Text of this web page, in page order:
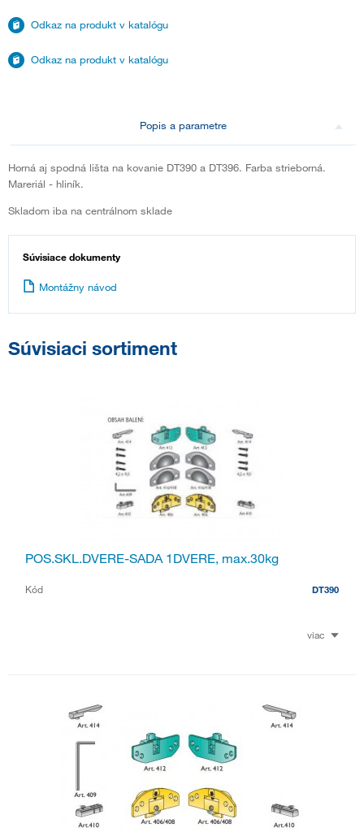
Odkaz na produkt v katalógu
Odkaz na produkt v katalógu
Popis a parametre
Horná aj spodná lišta na kovanie DT390 a DT396. Farba strieborná.
Mareriál - hliník.
Skladom iba na centrálnom sklade
Súvisiace dokumenty
Montážny návod
Súvisiaci sortiment
POS.SKL.DVERE-SADA 1DVERE, max.30kg
Kód DT390
viac